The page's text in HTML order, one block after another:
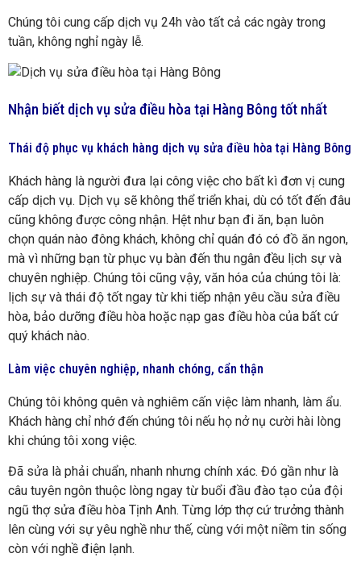
Chúng tôi cung cấp dịch vụ 24h vào tất cả các ngày trong
tuần, không nghỉ ngày lễ.
Nhận biết dịch vụ sửa điều hòa tại Hàng Bông tốt nhất
Thái độ phục vụ khách hàng dịch vụ sửa điều hòa tại Hàng Bông
Khách hàng là người đưa lại công việc cho bất kì đơn vị cung
cấp dịch vụ. Dịch vụ sẽ không thể triển khai, dù có tốt đến đâu
cũng không được công nhận. Hệt như bạn đi ăn, bạn luôn
chọn quán nào đông khách, không chỉ quán đó có đồ ăn ngon,
mà vì những bạn từ phục vụ bàn đến thu ngân đều lịch sự và
chuyên nghiệp. Chúng tôi cũng vậy, văn hóa của chúng tôi là:
lịch sự và thái độ tốt ngay từ khi tiếp nhận yêu cầu sửa điều
hòa, bảo dưỡng điều hòa hoặc nạp gas điều hòa của bất cứ
quý khách nào.
Làm việc chuyên nghiệp, nhanh chóng, cẩn thận
Chúng tôi không quên và nghiêm cấn việc làm nhanh, làm ẩu.
Khách hàng chỉ nhớ đến chúng tôi nếu họ nở nụ cười hài lòng
khi chúng tôi xong việc.
Đã sửa là phải chuẩn, nhanh nhưng chính xác. Đó gần như là
câu tuyên ngôn thuộc lòng ngay từ buổi đầu đào tạo của đội
ngũ thợ sửa điều hòa Tịnh Anh. Từng lớp thợ cứ trưởng thành
lên cùng với sự yêu nghề như thế, cùng với một niềm tin sống
còn với nghề điện lạnh.